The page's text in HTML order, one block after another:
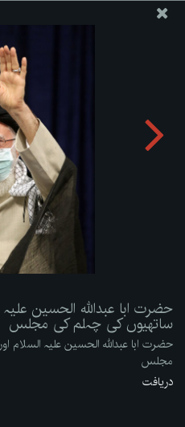
حضرت ابا عبداللہ الحسین علیہ
کی چہلم کی مجلس
حضرت ابا عبداللہ الحسین علیہ
ساتھیوں کی چہلم کی مجلس
حضرت ابا عبداللہ الحسین علیہ السلام
مجلس
دریافت